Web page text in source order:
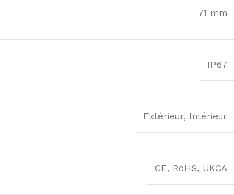
71 mm
IP67
Extérieur, Intérieur
CE, RoHS, UKCA